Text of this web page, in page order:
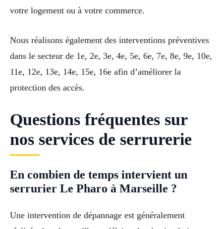
votre logement ou à votre commerce.
Nous réalisons également des interventions préventives
dans le secteur de 1e, 2e, 3e, 4e, 5e, 6e, 7e, 8e, 9e, 10e,
11e, 12e, 13e, 14e, 15e, 16e afin d’améliorer la
protection des accès.
Questions fréquentes sur
nos services de serrurerie
En combien de temps intervient un
serrurier Le Pharo à Marseille ?
Une intervention de dépannage est généralement